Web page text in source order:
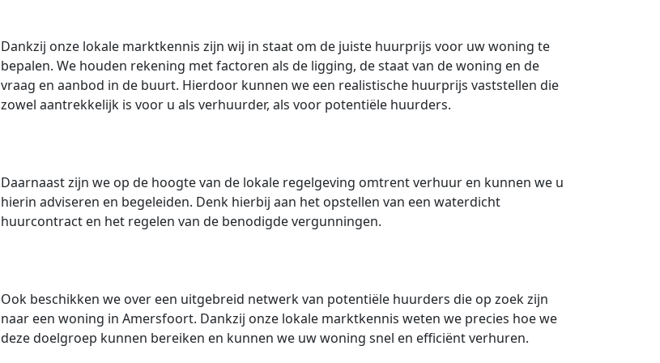
Dankzij onze lokale marktkennis zijn wij in staat om de juiste huurprijs voor uw woning te
bepalen. We houden rekening met factoren als de ligging, de staat van de woning en de
vraag en aanbod in de buurt. Hierdoor kunnen we een realistische huurprijs vaststellen die
zowel aantrekkelijk is voor u als verhuurder, als voor potentiële huurders.
Daarnaast zijn we op de hoogte van de lokale regelgeving omtrent verhuur en kunnen we u
hierin adviseren en begeleiden. Denk hierbij aan het opstellen van een waterdicht
huurcontract en het regelen van de benodigde vergunningen.
Ook beschikken we over een uitgebreid netwerk van potentiële huurders die op zoek zijn
naar een woning in Amersfoort. Dankzij onze lokale marktkennis weten we precies hoe we
deze doelgroep kunnen bereiken en kunnen we uw woning snel en efficiënt verhuren.